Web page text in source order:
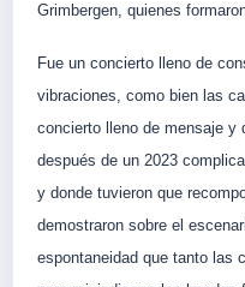
Grimbergen, quienes
Fue un concierto lleno de
vibraciones, como bien las
concierto lleno de mensaje y
después de un 2023
y donde tuvieron que
demostraron sobre el
espontaneidad que tanto las